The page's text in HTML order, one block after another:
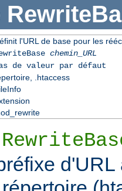
l'URL de base pour les
chemin_URL
de valeur par défaut
.htaccess